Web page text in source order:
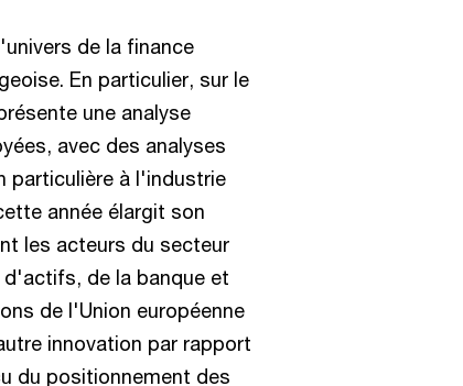
de la finance
En particulier, sur le
une analyse
avec des analyses
particulière à l'industrie
année élargit son
les acteurs du secteur
d'actifs, de la banque et
de l'Union européenne
innovation par rapport
du positionnement des